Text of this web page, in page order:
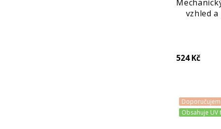
vzhled
524 Kč
Obsahuje UV